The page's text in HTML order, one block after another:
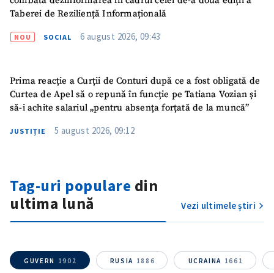
Taberei de Reziliență Informațională
NOU SOCIAL 6 august 2026, 09:43
Prima reacție a Curții de Conturi după ce a fost obligată de
Curtea de Apel să o repună în funcție pe Tatiana Vozian și
să-i achite salariul „pentru absența forțată de la muncă”
JUSTIȚIE 5 august 2026, 09:12
Tag-uri populare din
ultima lună
Vezi ultimele știri
GUVERN 1902 RUSIA 1886 UCRAINA 1661
Telefon
+ Telefon personal
Am citit și sunt de
TRIMITE ȘTIREA